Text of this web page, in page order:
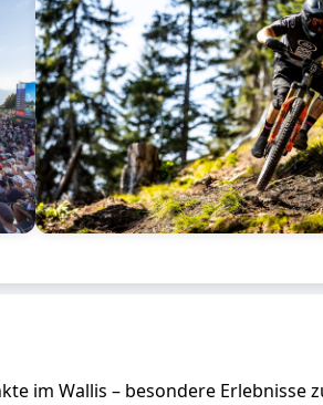
im Wallis – besondere Erlebnisse